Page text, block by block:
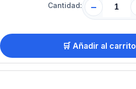
Cantidad: −
🛒 Añadir al carrito